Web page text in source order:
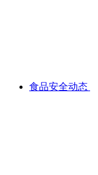
食品安全动态